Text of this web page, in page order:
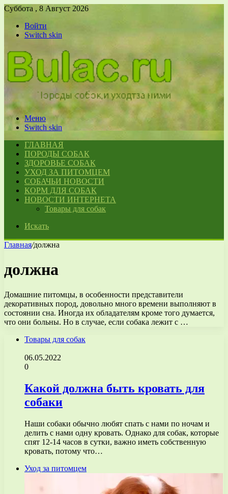
Суббота , 8 Август 2026
Войти
Switch skin
Меню
Switch skin
ГЛАВНАЯ
ПОРОДЫ СОБАК
ЗДОРОВЬЕ СОБАК
УХОД ЗА ПИТОМЦЕМ
СОБАЧЬИ НОВОСТИ
КОРМ ДЛЯ СОБАК
НОВОСТИ ИНТЕРНЕТА
Товары для собак
Искать
Главная/должна
должна
Домашние питомцы, в особенности представители
декоративных пород, довольно много времени выполняют в
состоянии сна. Иногда их обладателям кроме того думается,
что они больны. Но в случае, если собака лежит с …
Товары для собак
06.05.2022
0
Какой должна быть кровать для
собаки
Наши собаки обычно любят спать с нами по ночам и
делить с нами одну кровать. Однако для собак, которые
спят 12-14 часов в сутки, важно иметь собственную
кровать, потому что…
Уход за питомцем